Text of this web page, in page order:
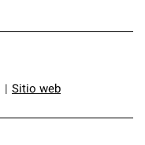
Sitio web